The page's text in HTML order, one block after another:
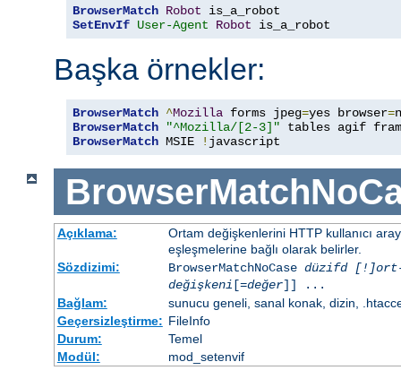
BrowserMatch Robot
SetEnvIf User-Agent Robot is_a_robot
Başka örnekler:
BrowserMatch ^Mozilla forms jpeg=yes browser=
BrowserMatch
"^Mozilla/[2-3]"
BrowserMatch MSIE ! javascript
Açıklama:
Ortam değişkenlerini HTTP kullanıcı
eşleşmelerine bağlı olarak belirler.
Sözdizimi:
BrowserMatchNoCase düzifd [!]ort-
değişkeni [=değer]] ...
Bağlam:
sunucu geneli, sanal konak, dizin,
Geçersizleştirme: FileInfo
Durum:
Temel
Modül:
mod_setenvif